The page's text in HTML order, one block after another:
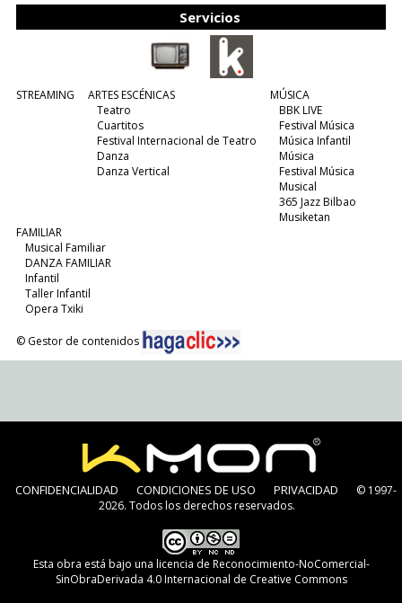
Servicios
STREAMING
ARTES ESCÉNICAS
Teatro
Cuartitos
Festival Internacional de Teatro
Danza
Danza Vertical
MÚSICA
BBK LIVE
Festival Música
Música Infantil
Música
Festival Música
Musical
365 Jazz Bilbao
Musiketan
FAMILIAR
Musical Familiar
DANZA FAMILIAR
Infantil
Taller Infantil
Opera Txiki
© Gestor de contenidos
CONFIDENCIALIDAD CONDICIONES DE USO PRIVACIDAD
© 1997-
2026. Todos los derechos reservados.
Esta obra está bajo una licencia de Reconocimiento-NoComercial-
SinObraDerivada 4.0 Internacional de Creative Commons